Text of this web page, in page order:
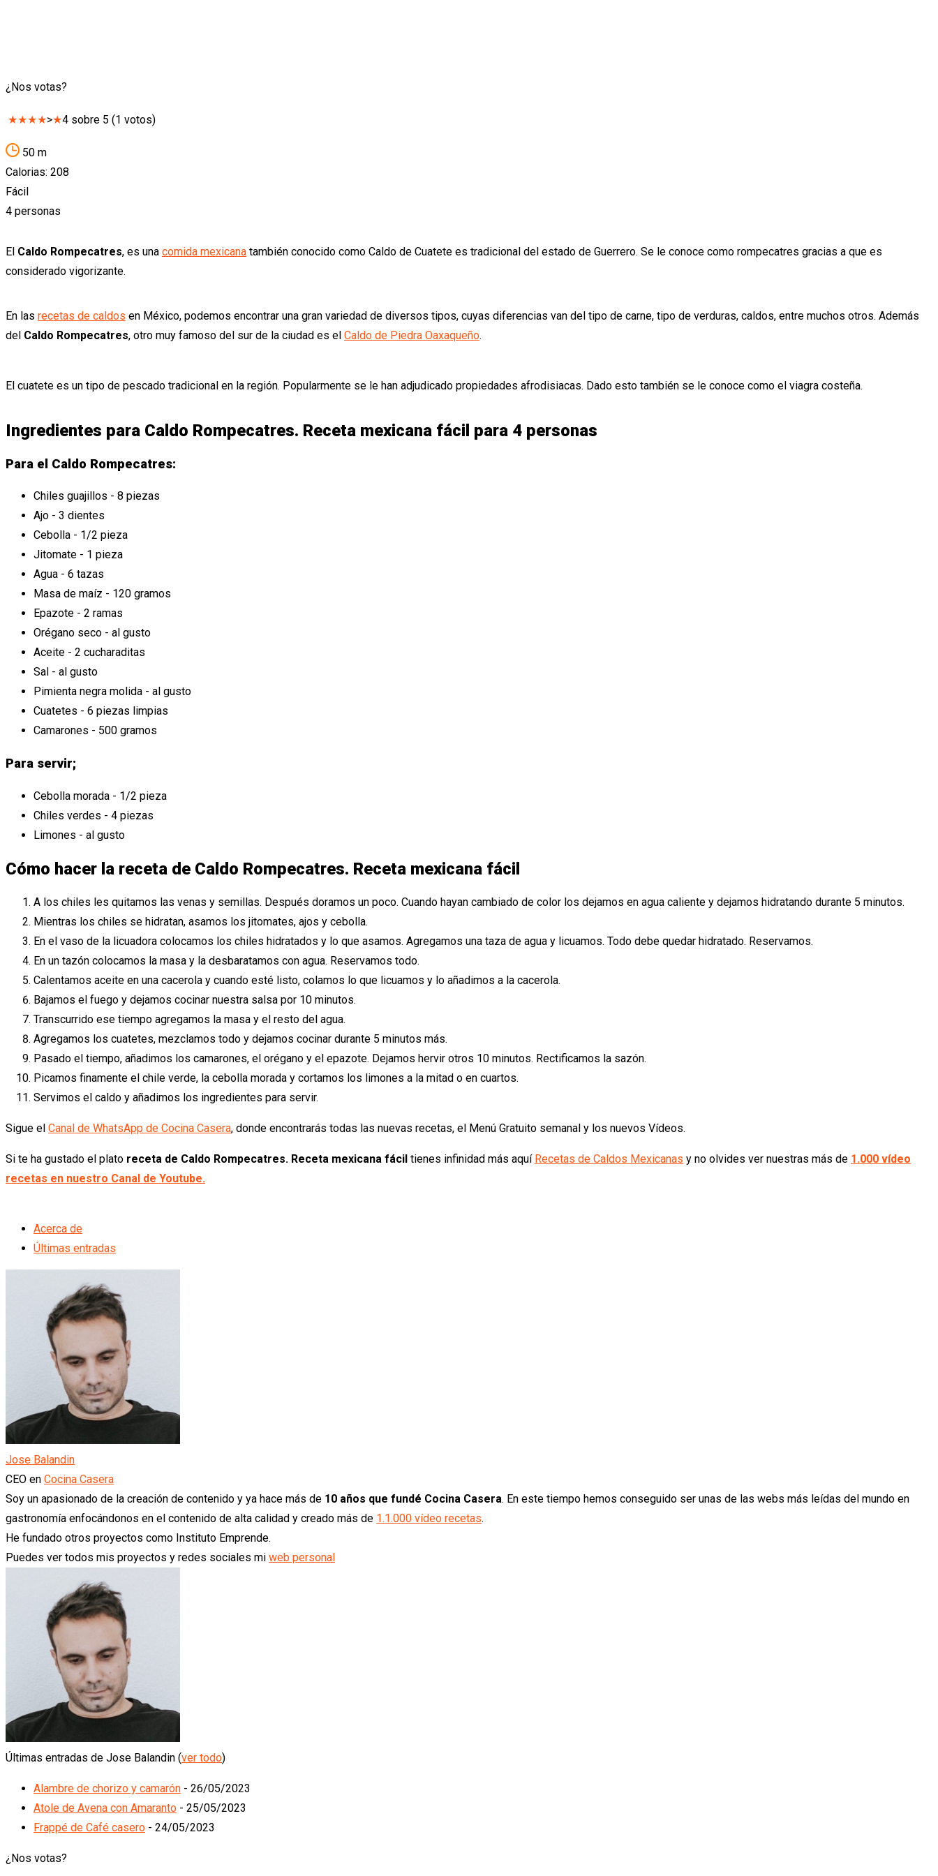
¿Nos votas?
★★★★>★4 sobre 5 (1 votos)
50 m
Calorias: 208
Fácil
4 personas
El Caldo Rompecatres, es una comida mexicana también conocido como Caldo de Cuatete es tradicional del estado de Guerrero. Se le conoce como rompecatres gracias a que es
considerado vigorizante.
En las recetas de caldos en México, podemos encontrar una gran variedad de diversos tipos, cuyas diferencias van del tipo de carne, tipo de verduras, caldos, entre muchos otros. Además
del Caldo Rompecatres, otro muy famoso del sur de la ciudad es el Caldo de Piedra Oaxaqueño.
El cuatete es un tipo de pescado tradicional en la región. Popularmente se le han adjudicado propiedades afrodisiacas. Dado esto también se le conoce como el viagra costeña.
Ingredientes para Caldo Rompecatres. Receta mexicana fácil para 4 personas
Para el Caldo Rompecatres:
Chiles guajillos - 8 piezas
Ajo - 3 dientes
Cebolla - 1/2 pieza
Jitomate - 1 pieza
Agua - 6 tazas
Masa de maíz - 120 gramos
Epazote - 2 ramas
Orégano seco - al gusto
Aceite - 2 cucharaditas
Sal - al gusto
Pimienta negra molida - al gusto
Cuatetes - 6 piezas limpias
Camarones - 500 gramos
Para servir;
Cebolla morada - 1/2 pieza
Chiles verdes - 4 piezas
Limones - al gusto
Cómo hacer la receta de Caldo Rompecatres. Receta mexicana fácil
A los chiles les quitamos las venas y semillas. Después doramos un poco. Cuando hayan cambiado de color los dejamos en agua caliente y dejamos hidratando durante 5 minutos.
Mientras los chiles se hidratan, asamos los jitomates, ajos y cebolla.
En el vaso de la licuadora colocamos los chiles hidratados y lo que asamos. Agregamos una taza de agua y licuamos. Todo debe quedar hidratado. Reservamos.
En un tazón colocamos la masa y la desbaratamos con agua. Reservamos todo.
Calentamos aceite en una cacerola y cuando esté listo, colamos lo que licuamos y lo añadimos a la cacerola.
Bajamos el fuego y dejamos cocinar nuestra salsa por 10 minutos.
Transcurrido ese tiempo agregamos la masa y el resto del agua.
Agregamos los cuatetes, mezclamos todo y dejamos cocinar durante 5 minutos más.
Pasado el tiempo, añadimos los camarones, el orégano y el epazote. Dejamos hervir otros 10 minutos. Rectificamos la sazón.
Picamos finamente el chile verde, la cebolla morada y cortamos los limones a la mitad o en cuartos.
Servimos el caldo y añadimos los ingredientes para servir.
Sigue el Canal de WhatsApp de Cocina Casera, donde encontrarás todas las nuevas recetas, el Menú Gratuito semanal y los nuevos Vídeos.
Si te ha gustado el plato receta de Caldo Rompecatres. Receta mexicana fácil tienes infinidad más aquí Recetas de Caldos Mexicanas y no olvides ver nuestras más de 1.000 vídeo
recetas en nuestro Canal de Youtube.
Acerca de
Últimas entradas
Jose Balandin
CEO en Cocina Casera
Soy un apasionado de la creación de contenido y ya hace más de 10 años que fundé Cocina Casera. En este tiempo hemos conseguido ser unas de las webs más leídas del mundo en
gastronomía enfocándonos en el contenido de alta calidad y creado más de 1.1.000 vídeo recetas.
He fundado otros proyectos como Instituto Emprende.
Puedes ver todos mis proyectos y redes sociales mi web personal
Últimas entradas de Jose Balandin (ver todo)
Alambre de chorizo y camarón - 26/05/2023
Atole de Avena con Amaranto - 25/05/2023
Frappé de Café casero - 24/05/2023
¿Nos votas?